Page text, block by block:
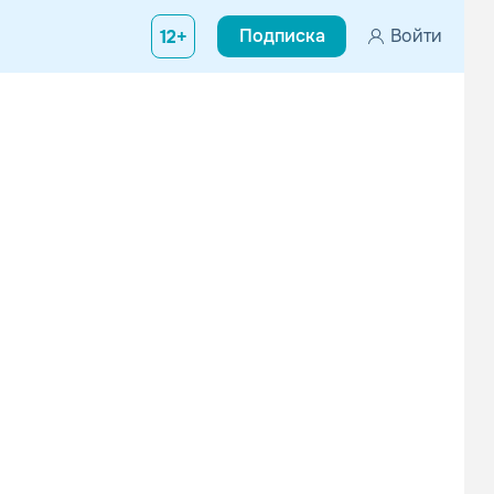
12+ Подписка Войти
и упорство в сфере музыки дало ей